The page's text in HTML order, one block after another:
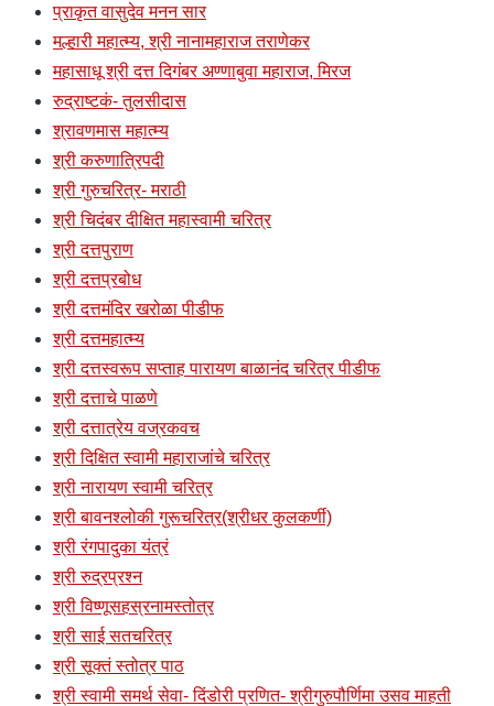
प्राकृत वासुदेव मनन सार
मल्हारी महात्म्य, श्री नानामहाराज तराणेकर
महासाधू श्री दत्त दिगंबर अण्णाबुवा महाराज, मिरज
रुद्राष्टकं- तुलसीदास
श्रावणमास महात्म्य
श्री करुणात्रिपदी
श्री गुरुचरित्र- मराठी
श्री चिदंबर दीक्षित महास्वामी चरित्र
श्री दत्तपुराण
श्री दत्तप्रबोध
श्री दत्तमंदिर खरोळा पीडीफ
श्री दत्तमहात्म्य
श्री दत्तस्वरूप सप्ताह पारायण बाळानंद चरित्र पीडीफ
श्री दत्ताचे पाळणे
श्री दत्तात्रेय वज्रकवच
श्री दिक्षित स्वामी महाराजांचे चरित्र
श्री नारायण स्वामी चरित्र
श्री बावनश्लोकी गुरूचरित्र(श्रीधर कुलकर्णी)
श्री रंगपादुका यंत्रं
श्री रुद्रप्रश्न
श्री विष्णूसहस्रनामस्तोत्र
श्री साई सतचरित्र
श्री सूक्तं स्तोत्र पाठ
श्री स्वामी समर्थ सेवा- दिंडोरी प्रणित- श्रीगुरुपौर्णिमा उसव माहती